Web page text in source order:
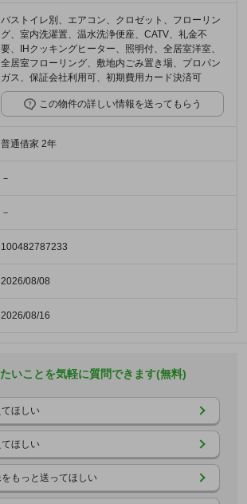
バストイレ別、エアコン、クロゼット、フローリン
グ、室内洗濯置、温水洗浄便座、CATV、礼金不
要、IHクッキングヒーター、照明付、全居室洋室、
全居室フローリング、敷地内ごみ置き場、プロパン
ガス、保証会社利用可、初期費用カード決済可
この物件の詳しい情報を送ってもらう
普通借家 2年
－
－
100482787233
2026/08/08
2026/08/16
いことを気軽に質問できます(無料)
ほしい
ほしい
もっと送ってほしい